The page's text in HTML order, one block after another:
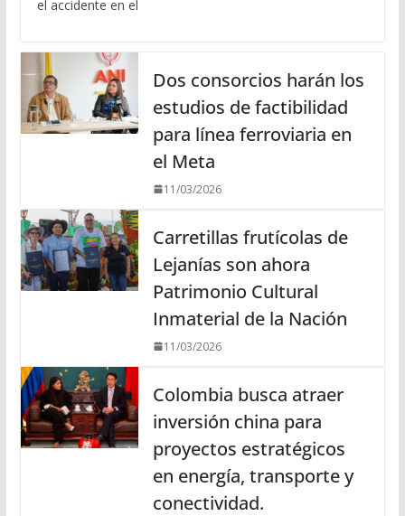
el accidente en el
Dos consorcios harán los
estudios de factibilidad
para línea ferroviaria en
el Meta
11/03/2026
Carretillas frutícolas de
Lejanías son ahora
Patrimonio Cultural
Inmaterial de la Nación
11/03/2026
Colombia busca atraer
inversión china para
proyectos estratégicos
en energía, transporte y
conectividad.